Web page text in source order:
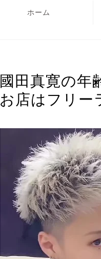
ホーム
國田真寛の年
お店はフリー